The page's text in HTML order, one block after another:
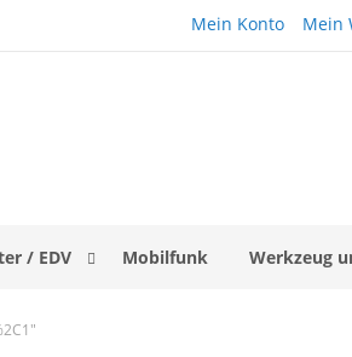
Mein Konto Mein
/ EDV Mobilfunk Werkzeug